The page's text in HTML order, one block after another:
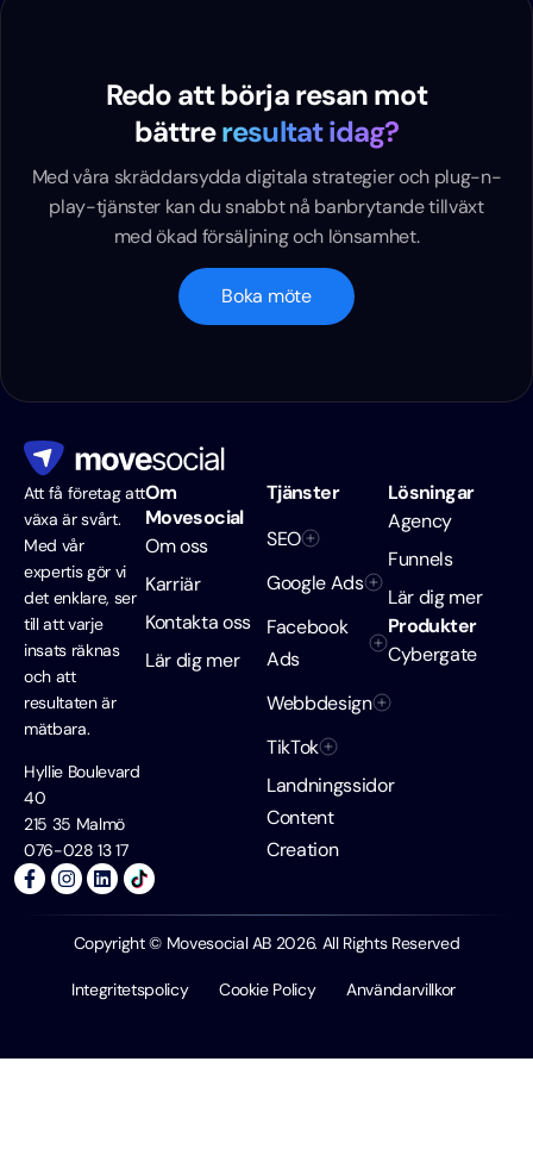
Redo att börja resan mot
bättreresultat idag?
Med våra skräddarsydda digitala strategier och plug-n-
play-tjänster kan du snabbt nå banbrytande tillväxt
med ökad försäljning och lönsamhet.
Boka möte
Att få företag att
växa är svårt.
Med vår
expertis gör vi
det enklare, ser
till att varje
insats räknas
och att
resultaten är
mätbara.
Hyllie Boulevard
40
215 35 Malmö
076-028 13 17
Om
Movesocial
Om oss
Karriär
Kontakta oss
Lär dig mer
Tjänster
SEO
Google Ads
Facebook
Ads
Webbdesign
TikTok
Landningssidor
Content
Creation
Lösningar
Agency
Funnels
Lär dig mer
Produkter
Cybergate
Copyright © Movesocial AB 2026. All Rights Reserved
Integritetspolicy Cookie Policy Användarvillkor